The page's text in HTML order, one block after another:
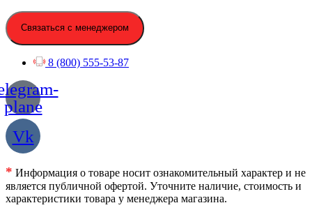
Связаться с менеджером
8 (800) 555-53-87
plane
Vk
* Информация о товаре носит ознакомительный характер и не
является публичной офертой. Уточните наличие, стоимость и
характеристики товара у менеджера магазина.